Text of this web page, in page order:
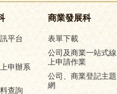
平台
申辦系
查詢
商業發展科
表單下載
公司及商業一站式線
上申請作業
公司、商業登記主題
網